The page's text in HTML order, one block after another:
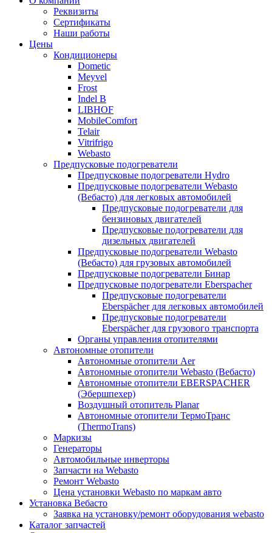
Реквизиты
Сертификаты
Наши работы
Цены
Кондиционеры
Dometic
Meyvel
Frost
Indel B
LIBHOF
MobileComfort
Telair
Vitrifrigo
Webasto
Предпусковые подогреватели
Предпусковые подогреватели Hydro
Предпусковые подогреватели Webasto
(Вебасто) для легковых автомобилей
Предпусковые подогреватели для
бензиновых двигателей
Предпусковые подогреватели для
дизельных двигателей
Предпусковые подогреватели Webasto
(Вебасто) для грузовых автомобилей
Предпусковые подогреватели Бинар
Предпусковые подогреватели Eberspacher
Предпусковые подогреватели
Eberspächer для легковых автомобилей
Предпусковые подогреватели
Eberspächer для грузового транспорта
Органы управления отопителями
Автономные отопители
Автономные отопители Аer
Автономные отопители Webasto (Вебасто)
Автономные отопители EBERSPACHER
(Эбершпехер)
Воздушный отопитель Planar
Автономные отопители ТермоТранс
(ThermoTrans)
Маркизы
Генераторы
Автомобильные инверторы
Запчасти на Webasto
Ремонт Webasto
Цена установки Webasto по маркам авто
Установка Вебасто
Заявка на установку/ремонт оборудования webasto
Каталог запчастей